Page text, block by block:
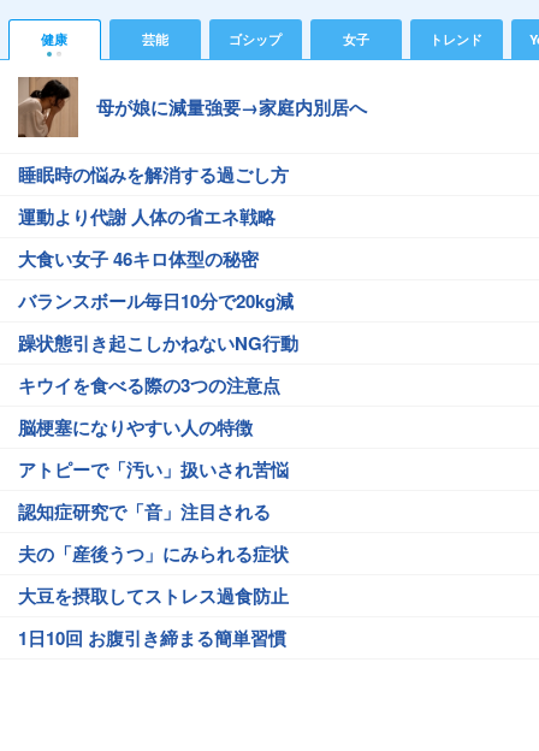
健康 芸能 ゴシップ 女子 トレンド
母が娘に減量強要→家庭内別居へ
睡眠時の悩みを解消する過ごし方
運動より代謝 人体の省エネ戦略
大食い女子 46キロ体型の秘密
バランスボール毎日10分で20kg減
躁状態引き起こしかねないNG行動
キウイを食べる際の3つの注意点
脳梗塞になりやすい人の特徴
アトピーで「汚い」扱いされ苦悩
認知症研究で「音」注目される
夫の「産後うつ」にみられる症状
大豆を摂取してストレス過食防止
1日10回 お腹引き締まる簡単習慣